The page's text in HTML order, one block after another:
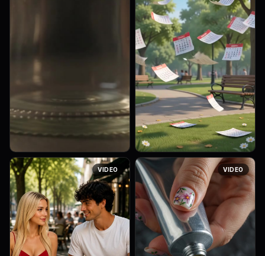
ASMR extreme macro shot,
horizontal 16:9, photorealistic
cinematic quality. Shiny gold-
plated pins drop into a small
transparent glass j...
Cozy cinematic animated
illustration, semi-realistic
Disney/Pixar style, 9:16
vertical, 8 seconds.
Characters: ALINA and MAX.
Scene: Sun...
VIDEO VIDEO